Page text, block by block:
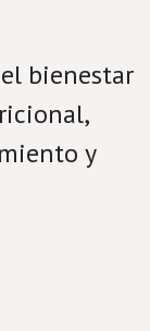
bienestar
y